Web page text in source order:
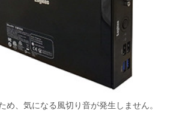
め、気になる風切り音が発生しません。